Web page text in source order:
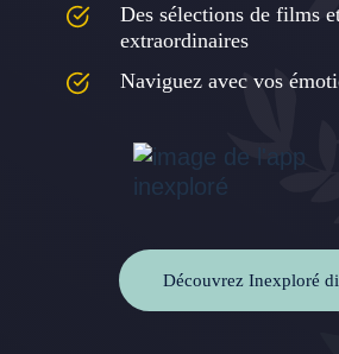
Des sélections de films
extraordinaires
Naviguez avec vos
Découvrez Inexploré